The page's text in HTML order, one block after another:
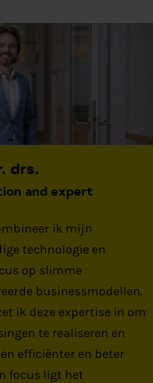
drs.
and expert
ik mijn
technologie en
op slimme
businessmodellen.
ik deze expertise in om
te realiseren en
efficiënter en beter
focus ligt het